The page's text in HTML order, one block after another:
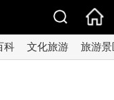
科 文化旅游 旅游景